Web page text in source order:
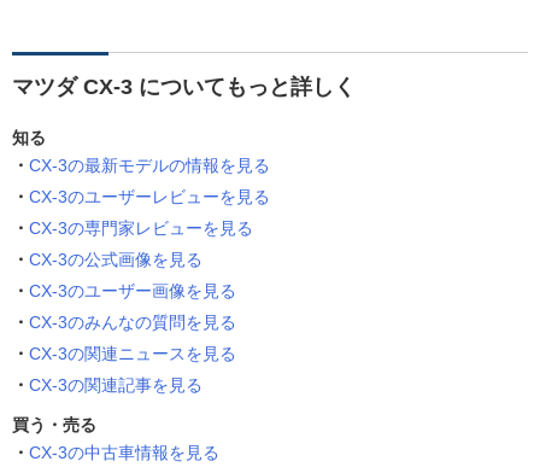
マツダ CX-3 についてもっと詳しく
知る
CX-3の最新モデルの情報を見る
CX-3のユーザーレビューを見る
CX-3の専門家レビューを見る
CX-3の公式画像を見る
CX-3のユーザー画像を見る
CX-3のみんなの質問を見る
CX-3の関連ニュースを見る
CX-3の関連記事を見る
買う・売る
CX-3の中古車情報を見る